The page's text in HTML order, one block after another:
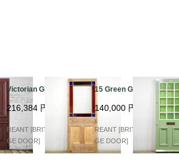
Victorian Glass
216,384 円
REANT [BRITISH VINTA
GE DOOR]
15 Green Glas 37D
140,000 円
REANT [BRITISH VINTA
GE DOOR]